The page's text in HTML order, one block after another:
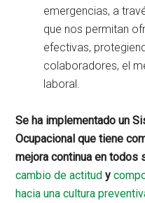
emergencias, a
que nos permitan
efectivas,
colaboradores, el
laboral.
Se ha implementado un
Ocupacional que tiene
mejora continua en
cambio de actitud y
hacia una cultura